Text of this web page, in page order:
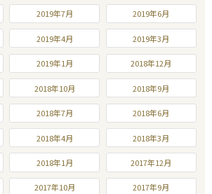
2019年7月 2019年6月
2019年4月 2019年3月
2019年1月 2018年12月
2018年10月 2018年9月
2018年7月 2018年6月
2018年4月 2018年3月
2018年1月 2017年12月
2017年10月 2017年9月